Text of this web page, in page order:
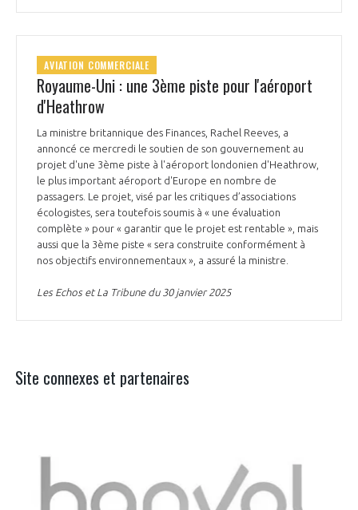
AVIATION COMMERCIALE
Royaume-Uni : une 3ème piste pour l'aéroport
d'Heathrow
La ministre britannique des Finances, Rachel Reeves, a
annoncé ce mercredi le soutien de son gouvernement au
projet d'une 3ème piste à l'aéroport londonien d'Heathrow,
le plus important aéroport d'Europe en nombre de
passagers. Le projet, visé par les critiques d’associations
écologistes, sera toutefois soumis à « une évaluation
complète » pour « garantir que le projet est rentable », mais
aussi que la 3ème piste « sera construite conformément à
nos objectifs environnementaux », a assuré la ministre.
Les Echos et La Tribune du 30 janvier 2025
Site connexes et partenaires